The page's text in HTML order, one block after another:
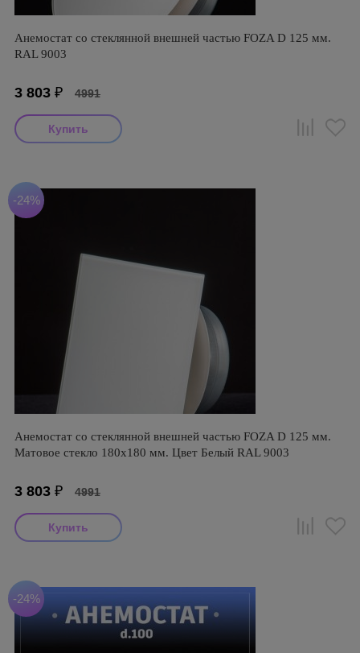
Анемостат со стеклянной внешней частью FOZA D 125 мм.
RAL 9003
3 803 ₽ 4991
-24%
Анемостат со стеклянной внешней частью FOZA D 125 мм.
Матовое стекло 180х180 мм. Цвет Белый RAL 9003
3 803 ₽ 4991
-24%